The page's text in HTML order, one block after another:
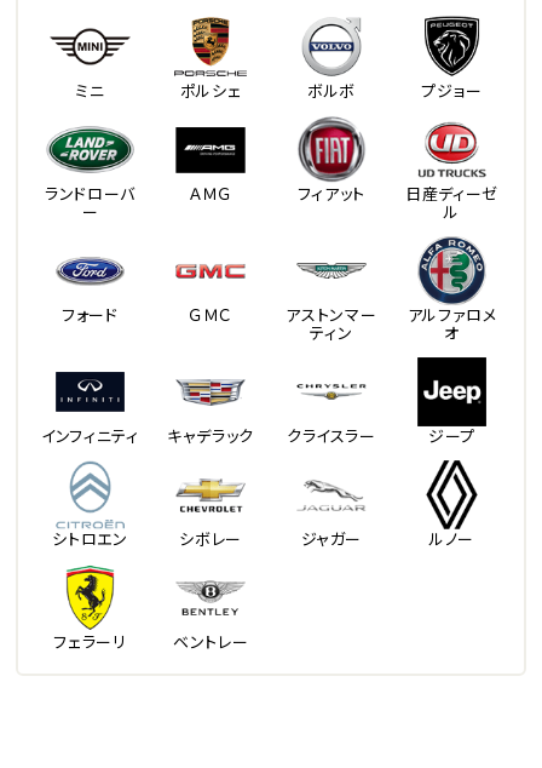
ミニ ポルシェ ボルボ プジョー
ランドローバ
ー
ＡＭＧ フィアット 日産ディーゼ
ル
フォード ＧＭＣ アストンマー
ティン
アルファロメ
オ
インフィニティ キャデラック クライスラー ジープ
シトロエン シボレー ジャガー ルノー
フェラーリ ベントレー